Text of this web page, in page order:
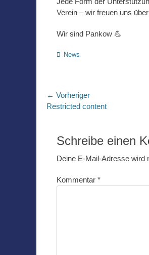
Verein – wir freuen uns
Wir sind Pankow 💪
Kategorien
News
← Vorheriger
Vorheriger
Restricted content
Schreibe einen
Deine E-Mail-Adresse wird
Kommentar *